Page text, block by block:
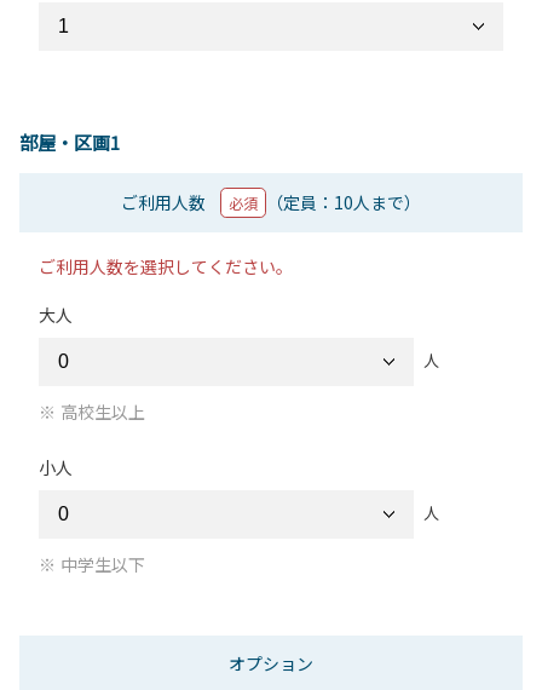
部屋・区画1
ご利用人数 必須 （定員：10人まで）
ご利用人数を選択してください。
大人
人
高校生以上
小人
人
中学生以下
オプション